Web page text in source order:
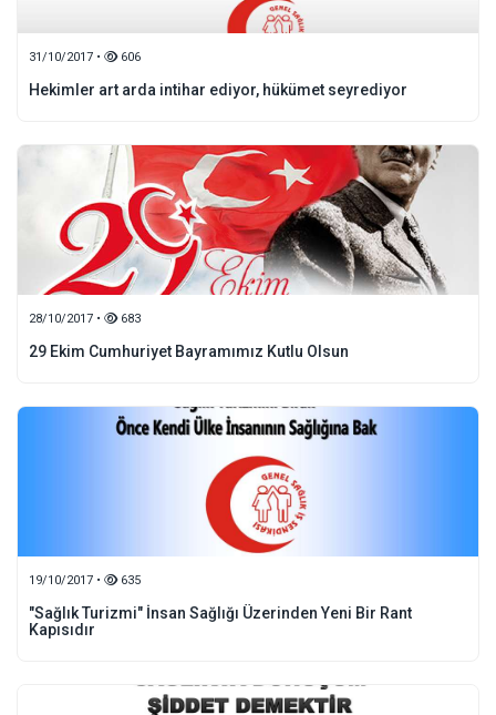
31/10/2017 • 606
Hekimler art arda intihar ediyor, hükümet seyrediyor
28/10/2017 • 683
29 Ekim Cumhuriyet Bayramımız Kutlu Olsun
19/10/2017 • 635
"Sağlık Turizmi" İnsan Sağlığı Üzerinden Yeni Bir Rant
Kapısıdır